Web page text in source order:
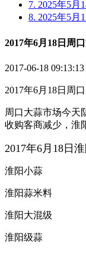
7. 2025年5
8. 2025年5月
2017年6月18日周
2017-06-18 09:13:13
2017年6月18日周
周口大蒜市场今天
收购客商减少，淮
2017年6月18日
淮阳小蒜
淮阳蒜米料
淮阳大混级
淮阳级